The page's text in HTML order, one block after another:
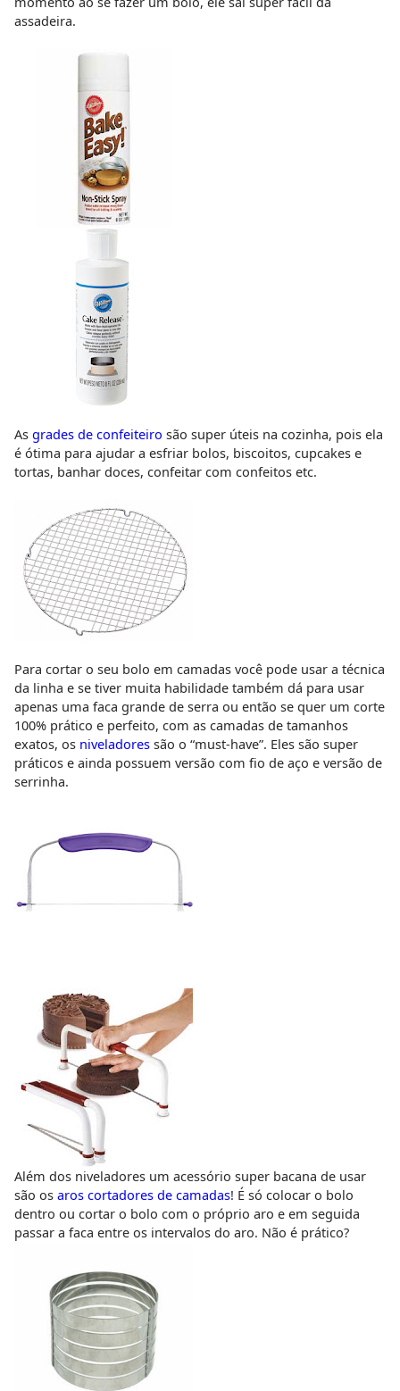
assadeira.
As grades de confeiteiro são super úteis na cozinha, pois ela
é ótima para ajudar a esfriar bolos, biscoitos, cupcakes e
tortas, banhar doces, confeitar com confeitos etc.
Para cortar o seu bolo em camadas você pode usar a técnica
da linha e se tiver muita habilidade também dá para usar
apenas uma faca grande de serra ou então se quer um corte
100% prático e perfeito, com as camadas de tamanhos
exatos, os niveladoressão o “must-have”. Eles são super
práticos e ainda possuem versão com fio de aço e versão de
serrinha.
Além dos niveladores um acessório super bacana de usar
são os aros cortadores de camadas! É só colocar o bolo
dentro ou cortar o bolo com o próprio aro e em seguida
passar a faca entre os intervalos do aro. Não é prático?